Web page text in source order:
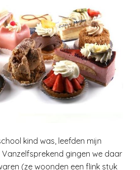
kind was, leefden mijn
gingen we daar
(ze woonden een flink stuk